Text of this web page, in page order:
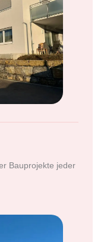
Bauprojekte jeder